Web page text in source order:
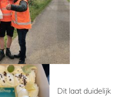
Dit laat duidelijk